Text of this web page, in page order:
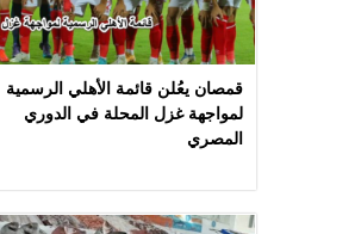
قمصان يعُلن قائمة الأهلي الرسمية
لمواجهة غزل المحلة في الدوري
المصري